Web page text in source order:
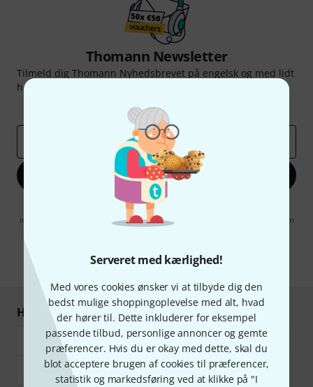
Serveret med kærlighed!
Med vores cookies ønsker vi at tilbyde dig den
bedst mulige shoppingoplevelse med alt, hvad
der hører til. Dette inkluderer for eksempel
passende tilbud, personlige annoncer og gemte
præferencer. Hvis du er okay med dette, skal du
blot acceptere brugen af cookies til præferencer,
statistik og markedsføring ved at klikke på "I
Thomann Newsletter
Tilmeld dig Thomann Nyhedsbrevet på engelsk og med lidt
held kan du vinde en af
Inspirerende bidrag
Tilbud
Tilmeld dig nu
Når jeg klikker på "Tilmeld dig nu", erklærer jeg mig samtidig
indforstået med at modtage e-mail-reklame. Dette tilsagn kan når som
helst trækkes tilbage. Find yderligere informationer i vores
* Obligatorisk felt
Handl og betal sikkert